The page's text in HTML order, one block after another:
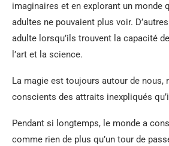
imaginaires et en explorant un monde
adultes ne pouvaient plus voir.
adulte lorsqu’ils trouvent la capacité
l’art et la science.
La magie est toujours autour de nous,
conscients des attraits inexpliqués
Pendant si longtemps, le monde a
comme rien de plus qu’un tour de